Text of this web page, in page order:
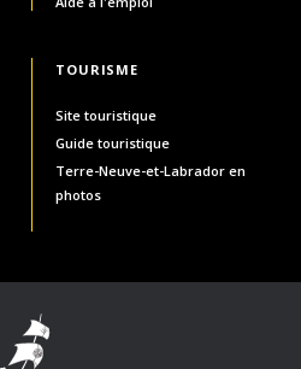
TOURISME
Site touristique
Guide touristique
Terre-Neuve-et-Labrador en
photos